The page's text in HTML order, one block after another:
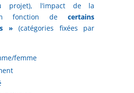
projet), l’impact de la
fonction decertains
» (catégories fixées par
femme